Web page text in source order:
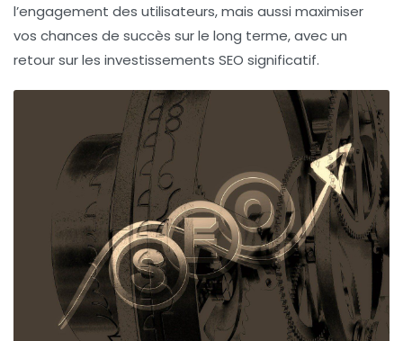
l’engagement des utilisateurs, mais aussi maximiser
vos chances de succès sur le long terme, avec un
retour sur les investissements SEO significatif.